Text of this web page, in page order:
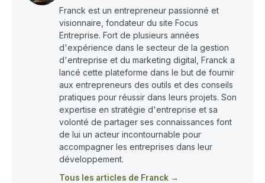
Franck est un entrepreneur passionné et
visionnaire, fondateur du site Focus
Entreprise. Fort de plusieurs années
d'expérience dans le secteur de la gestion
d'entreprise et du marketing digital, Franck a
lancé cette plateforme dans le but de fournir
aux entrepreneurs des outils et des conseils
pratiques pour réussir dans leurs projets. Son
expertise en stratégie d'entreprise et sa
volonté de partager ses connaissances font
de lui un acteur incontournable pour
accompagner les entreprises dans leur
développement.
Tous les articles de Franck →